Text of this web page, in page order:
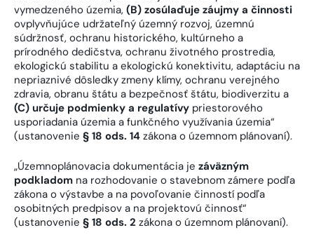
vymedzeného územia, (B) zosúlaďuje záujmy a činnosti
ovplyvňujúce udržateľný územný rozvoj, územnú
súdržnosť, ochranu historického, kultúrneho a
prírodného dedičstva, ochranu životného prostredia,
ekologickú stabilitu a ekologickú konektivitu, adaptáciu na
nepriaznivé dôsledky zmeny klímy, ochranu verejného
zdravia, obranu štátu a bezpečnosť štátu, biodiverzitu a
(C) určuje podmienky a regulatívy priestorového
usporiadania územia a funkčného využívania územia“
(ustanovenie § 18 ods. 14 zákona o územnom plánovaní).
„Územnoplánovacia dokumentácia je záväzným
podkladom na rozhodovanie o stavebnom zámere podľa
zákona o výstavbe a na povoľovanie činností podľa
osobitných predpisov a na projektovú činnosť“
(ustanovenie § 18 ods. 2 zákona o územnom plánovaní).